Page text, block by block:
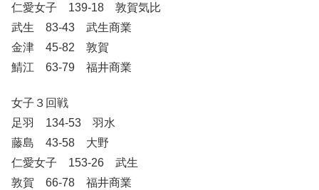
仁愛女子 139-18 敦賀気比
武生 83-43 武生商業
金津 45-82 敦賀
鯖江 63-79 福井商業
女子３回戦
足羽 134-53 羽水
藤島 43-58 大野
仁愛女子 153-26 武生
敦賀 66-78 福井商業